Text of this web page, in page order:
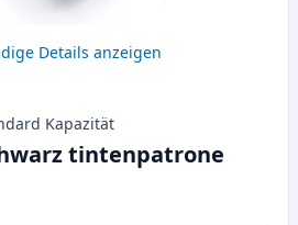
Details anzeigen
Kapazität
tintenpatrone